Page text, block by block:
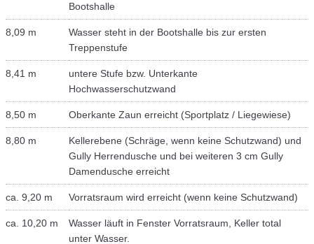
Bootshalle
8,09 m
Wasser steht in der Bootshalle bis zur ersten
Treppenstufe
8,41 m
untere Stufe bzw. Unterkante
Hochwasserschutzwand
8,50 m Oberkante Zaun erreicht (Sportplatz / Liegewiese)
8,80 m
Kellerebene (Schräge, wenn keine Schutzwand) und
Gully Herrendusche und bei weiteren 3 cm Gully
Damendusche erreicht
ca. 9,20 m Vorratsraum wird erreicht (wenn keine Schutzwand)
ca. 10,20 m
Wasser läuft in Fenster Vorratsraum, Keller total
unter Wasser.